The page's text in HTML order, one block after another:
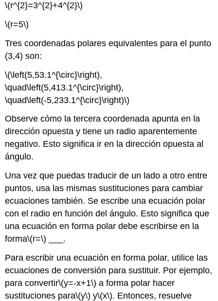
\(r^{2}=3^{2}+4^{2}\)
\(r=5\)
Tres coordenadas polares equivalentes para el punto
(3,4) son:
\(\left(5,53.1^{\circ}\right),
\quad\left(5,413.1^{\circ}\right),
\quad\left(-5,233.1^{\circ}\right)\)
Observe cómo la tercera coordenada apunta en la
dirección opuesta y tiene un radio aparentemente
negativo. Esto significa ir en la dirección opuesta al
ángulo.
Una vez que puedas traducir de un lado a otro entre
puntos, usa las mismas sustituciones para cambiar
ecuaciones también. Se escribe una ecuación polar
con el radio en función del ángulo. Esto significa que
una ecuación en forma polar debe escribirse en la
forma\(r=\) ___.
Para escribir una ecuación en forma polar, utilice las
ecuaciones de conversión para sustituir. Por ejemplo,
para convertir\(y=-x+1\) a forma polar hacer
sustituciones para\(y\) y\(x\). Entonces, resuelve